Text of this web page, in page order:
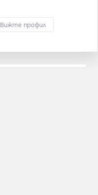
Вижте профил